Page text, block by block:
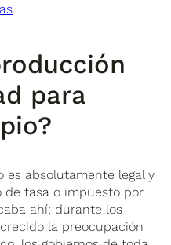
.
para
es absolutamente legal y
tasa o impuesto por
ahí; durante los
la preocupación